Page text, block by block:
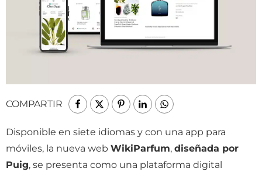
COMPARTIR
Disponible en siete idiomas y con una app para
móviles, la nueva web WikiParfum, diseñada por
Puig, se presenta como una plataforma digital